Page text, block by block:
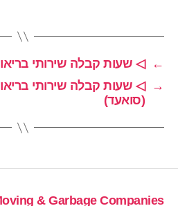
←
◁ שעות קבלה שירותי
→
◁ שעות קבלה שירותי
(סואעד)
& Garbage Companies